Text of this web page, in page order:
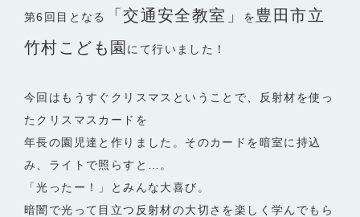
第6 回目となる 「交通安全教室」 を豊田市立
竹村こども園 にて行いました！
今回はもうすぐクリスマスということで、反射材を使っ
たクリスマスカードを
年長の園児達と作りました。そのカードを暗室に持込
み、ライトで照らすと…。
「光ったー！」とみんな大喜び。
暗闇で光って目立つ反射材の大切さを楽しく学んでもら